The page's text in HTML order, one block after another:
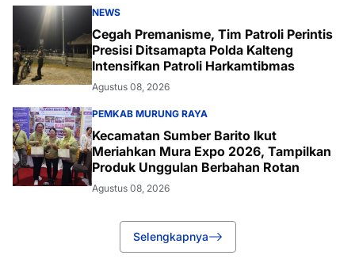
NEWS
Cegah Premanisme, Tim Patroli Perintis
Presisi Ditsamapta Polda Kalteng
Intensifkan Patroli Harkamtibmas
Agustus 08, 2026
PEMKAB MURUNG RAYA
Kecamatan Sumber Barito Ikut
Meriahkan Mura Expo 2026, Tampilkan
Produk Unggulan Berbahan Rotan
Agustus 08, 2026
Selengkapnya